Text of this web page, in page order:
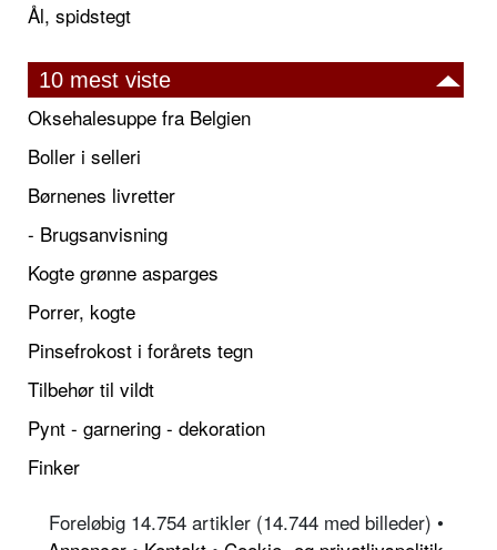
Ål, spidstegt
10 mest viste
Oksehalesuppe fra Belgien
Boller i selleri
Børnenes livretter
- Brugsanvisning
Kogte grønne asparges
Porrer, kogte
Pinsefrokost i forårets tegn
Tilbehør til vildt
Pynt - garnering - dekoration
Finker
Foreløbig 14.754 artikler (14.744 med billeder) •